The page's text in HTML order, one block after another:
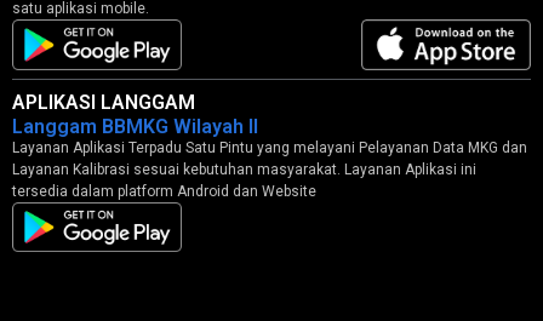
satu aplikasi mobile.
APLIKASI LANGGAM
Langgam BBMKG Wilayah II
Layanan Aplikasi Terpadu Satu Pintu yang melayani Pelayanan Data MKG dan
Layanan Kalibrasi sesuai kebutuhan masyarakat. Layanan Aplikasi ini
tersedia dalam platform Android dan Website